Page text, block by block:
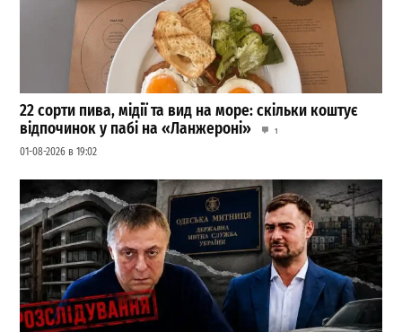
22 сорти пива, мідії та вид на море: скільки коштує
відпочинок у пабі на «Ланжероні»
1
01-08-2026 в 19:02